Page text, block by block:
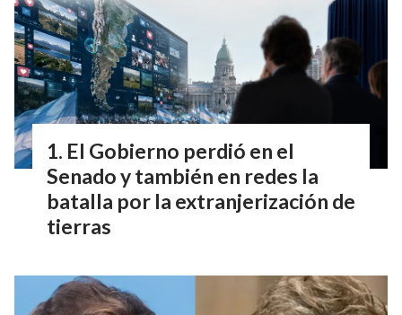
El Gobierno perdió en el
Senado y también en redes la
batalla por la extranjerización de
tierras